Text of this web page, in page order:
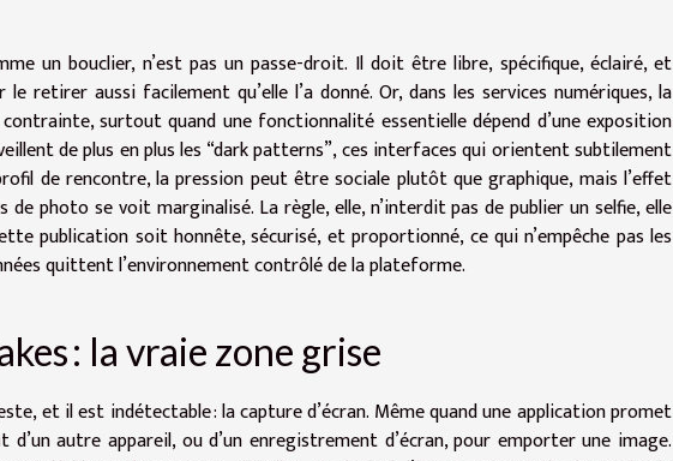
un bouclier, n’est pas un passe-droit. Il doit être libre, spécifique, éclairé, et
retirer aussi facilement qu’elle l’a donné. Or, dans les services numériques, la
surtout quand une fonctionnalité essentielle dépend d’une exposition
de plus en plus les “dark patterns”, ces interfaces qui orientent subtilement
de rencontre, la pression peut être sociale plutôt que graphique, mais l’effet
photo se voit marginalisé. La règle, elle, n’interdit pas de publier un selfie, elle
publication soit honnête, sécurisé, et proportionné, ce qui n’empêche pas les
quittent l’environnement contrôlé de la plateforme.
: la vraie zone grise
et il est indétectable : la capture d’écran. Même quand une application promet
autre appareil, ou d’un enregistrement d’écran, pour emporter une image.